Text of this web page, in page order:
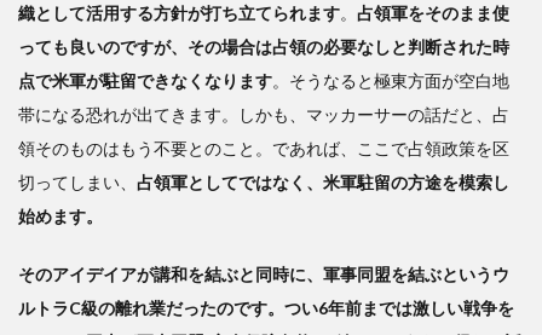
織として活用する方針が打ち立てられます。 占領軍をそのまま使
っても良いのですが、その場合は占領の必要なしと判断された時
点で米軍が駐留できなくなります。そうなると極東方面が空白地
帯になる恐れが出てきます。しかも、マッカーサーの話だと、占
領そのものはもう不要とのこと。であれば、ここで占領政策を区
切ってしまい、 占領軍としてではなく、米軍駐留の方途を模索し
始めます。
そのアイデイアが講和を結ぶと同時に、軍事同盟を結ぶというウ
ルトラC級の離れ業だったのです。つい6年前までは激しい戦争を